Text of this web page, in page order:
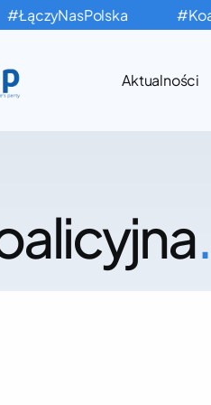
#ŁączyNasPolska
Aktualności
.